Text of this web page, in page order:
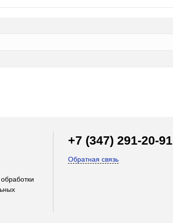
+7 (347) 291-20-91
Обратная связь